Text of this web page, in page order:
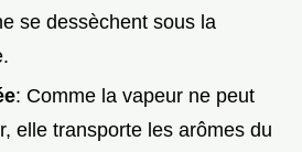
se dessèchent sous la
: Comme la vapeur ne peut
elle transporte les arômes du